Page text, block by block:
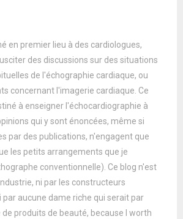
en premier lieu à des cardiologues,
des discussions sur des situations
de l'échographie cardiaque, ou
concernant l'imagerie cardiaque. Ce
à enseigner l'échocardiographie à
qui y sont énoncées, même si
par des publications, n'engagent que
les petits arrangements que je
conventionnelle). Ce blog n'est
ni par les constructeurs
par aucune dame riche qui serait par
produits de beauté, because I worth